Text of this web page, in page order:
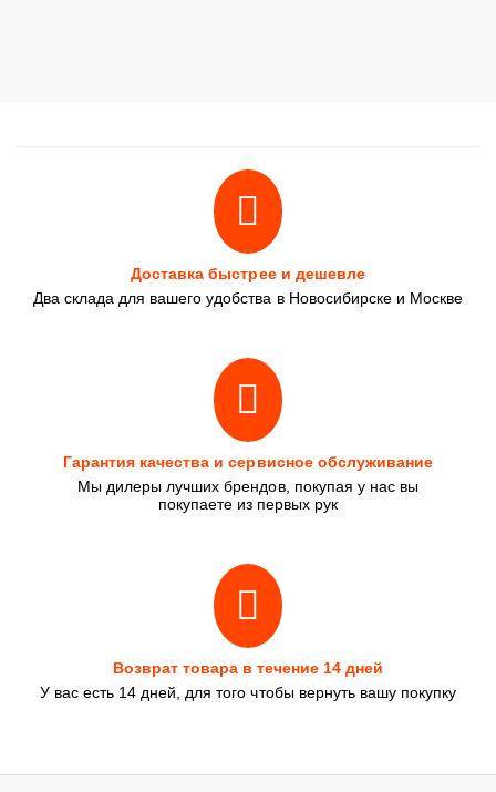
Доставка быстрее и дешевле
Два склада для вашего удобства в Новосибирске и Москве
Гарантия качества и сервисное обслуживание
Мы дилеры лучших брендов, покупая у нас вы
покупаете из первых рук
Возврат товара в течение 14 дней
У вас есть 14 дней, для того чтобы вернуть вашу покупку